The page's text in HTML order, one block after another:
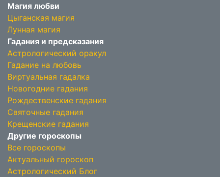
Магия любви
Цыганская магия
Лунная магия
Гадания и предсказания
Астрологический оракул
Гадание на любовь
Виртуальная гадалка
Новогодние гадания
Рождественские гадания
Святочные гадания
Крещенские гадания
Другие гороскопы
Все гороскопы
Актуальный гороскоп
Астрологический Блог